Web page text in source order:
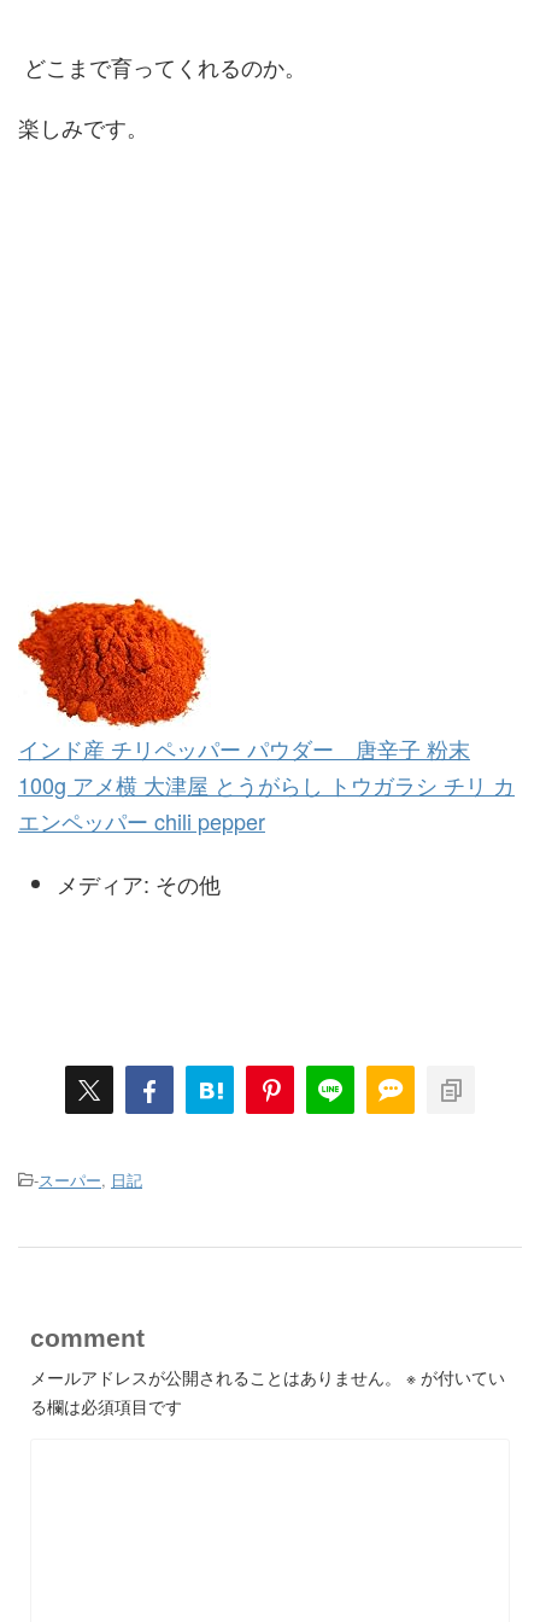
どこまで育ってくれるのか。
楽しみです。
インド産 チリペッパー パウダー 唐辛子 粉末
100g アメ横 大津屋 とうがらし トウガラシ チリ カ
エンペッパー chili pepper
メディア: その他
-スーパー, 日記
comment
メールアドレスが公開されることはありません。 ※ が付いてい
る欄は必須項目です